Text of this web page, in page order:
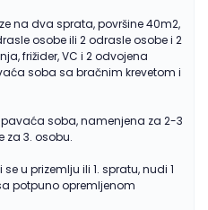
na dva sprata, površine 40m2,
osobe ili 2 odrasle osobe i 2
frižider, VC i 2 odvojena
soba sa bračnim krevetom i
soba, namenjena za 2-3
za 3. osobu.
u prizemlju ili 1. spratu, nudi 1
potpuno opremljenom